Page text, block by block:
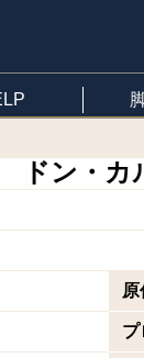
ドン・カ
原
プ